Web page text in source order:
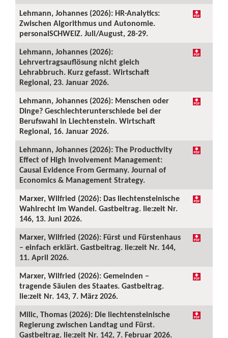
Lehmann, Johannes (2026): HR-Analytics:
Zwischen Algorithmus und Autonomie.
personalSCHWEIZ. Juli/August, 28-29.
Lehmann, Johannes (2026):
Lehrvertragsauflösung nicht gleich
Lehrabbruch. Kurz gefasst. Wirtschaft
Regional, 23. Januar 2026.
Lehmann, Johannes (2026): Menschen oder
Dinge? Geschlechterunterschiede bei der
Berufswahl in Liechtenstein. Wirtschaft
Regional, 16. Januar 2026.
Lehmann, Johannes (2026): The Productivity
Effect of High Involvement Management:
Causal Evidence From Germany. Journal of
Economics & Management Strategy.
Marxer, Wilfried (2026): Das liechtensteinische
Wahlrecht im Wandel. Gastbeitrag. lie:zeit Nr.
146, 13. Juni 2026.
Marxer, Wilfried (2026): Fürst und Fürstenhaus
– einfach erklärt. Gastbeitrag. lie:zeit Nr. 144,
11. April 2026.
Marxer, Wilfried (2026): Gemeinden –
tragende Säulen des Staates. Gastbeitrag.
lie:zeit Nr. 143, 7. März 2026.
Milic, Thomas (2026): Die liechtensteinische
Regierung zwischen Landtag und Fürst.
Gastbeitrag. lie:zeit Nr. 142, 7. Februar 2026.